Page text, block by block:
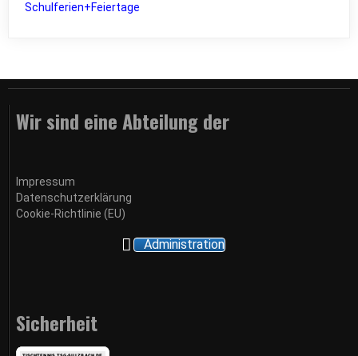
Schulferien+Feiertage
Wir sind eine Abteilung der
Impressum
Datenschutzerklärung
Cookie-Richtlinie (EU)
Administration
Sicherheit